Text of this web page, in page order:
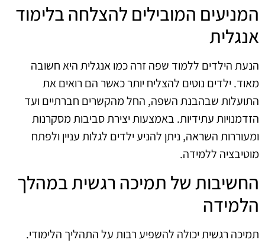
המניעים המובילים להצלחה בלימוד
אנגלית
הנעת הילדים ללמוד שפה זרה כמו אנגלית היא חשובה
מאוד. ילדים נוטים להצליח יותר כאשר הם רואים את
התועלות שבהבנת השפה, החל מהקשרים חברתיים ועד
הזדמנויות עתידיות. באמצעות יצירת סביבות מסקרנות
ומעוררות השראה, ניתן להניע ילדים לגלות עניין ולפתח
מוטיבציה ללמידה.
החשיבות של תמיכה רגשית במהלך
הלמידה
תמיכה רגשית יכולה להשפיע רבות על התהליך הלימודי.